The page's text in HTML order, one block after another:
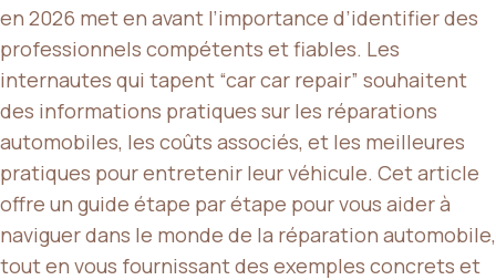
en 2026 met en avant l’importance d’identifier des
professionnels compétents et fiables. Les
internautes qui tapent “car car repair” souhaitent
des informations pratiques sur les réparations
automobiles, les coûts associés, et les meilleures
pratiques pour entretenir leur véhicule. Cet article
offre un guide étape par étape pour vous aider à
naviguer dans le monde de la réparation automobile,
tout en vous fournissant des exemples concrets et